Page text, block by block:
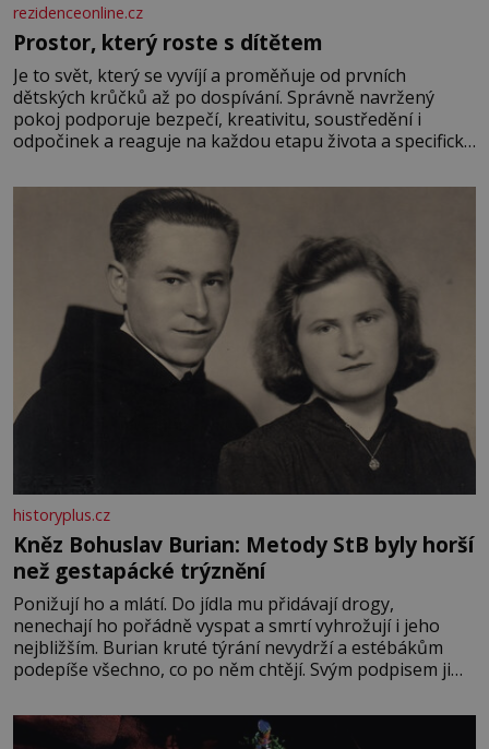
rezidenceonline.cz
Prostor, který roste s dítětem
Je to svět, který se vyvíjí a proměňuje od prvních
dětských krůčků až po dospívání. Správně navržený
pokoj podporuje bezpečí, kreativitu, soustředění i
odpočinek a reaguje na každou etapu života a specifické
měkkost a bezpečí, proto by pokoj miminka měl působit
především klidně a útulně. Předškolní věk je
historyplus.cz
Kněz Bohuslav Burian: Metody StB byly horší
než gestapácké trýznění
Ponižují ho a mlátí. Do jídla mu přidávají drogy,
nenechají ho pořádně vyspat a smrtí vyhrožují i jeho
nejbližším. Burian kruté týrání nevydrží a estébákům
podepíše všechno, co po něm chtějí. Svým podpisem jim
fyzický ani psychický nátlak. Syn brněnského řezníka
chce být knězem a